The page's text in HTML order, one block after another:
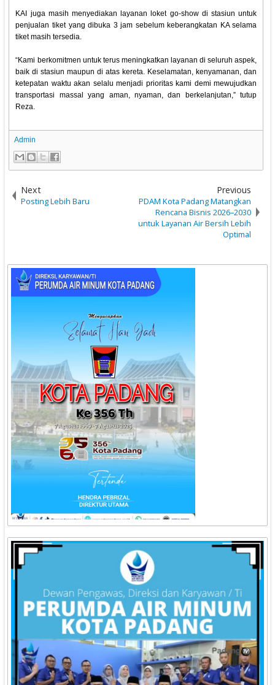
KAI juga masih menyediakan layanan loket go-show di stasiun untuk
penjualan tiket yang dibuka 3 jam sebelum keberangkatan KA selama
tiket masih tersedia.
“Kami berkomitmen untuk terus meningkatkan layanan di seluruh aspek,
baik di stasiun maupun di atas kereta. Keselamatan, kenyamanan, dan
ketepatan waktu akan selalu menjadi prioritas kami demi mewujudkan
transportasi massal yang aman, nyaman, dan berkelanjutan,” tutup
Reza.
Admin
Next
Posting Lebih Baru
Previous
PDAM Kota Padang Matangkan
Rencana Bisnis 2026–2030
untuk Layanan Air Bersih Lebih
Optimal